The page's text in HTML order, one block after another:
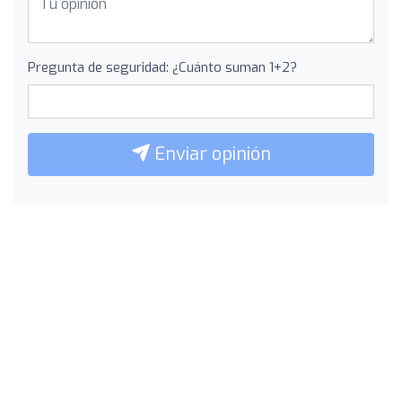
Pregunta de seguridad: ¿Cuánto suman 1+2?
Enviar opinión